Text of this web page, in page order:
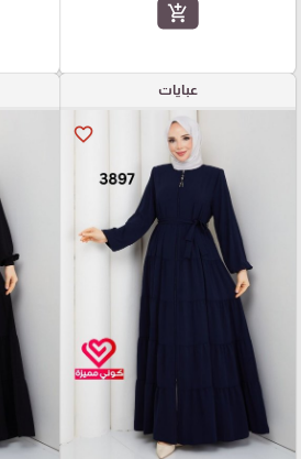
add_shopping_cart
عبايات
favorite_border